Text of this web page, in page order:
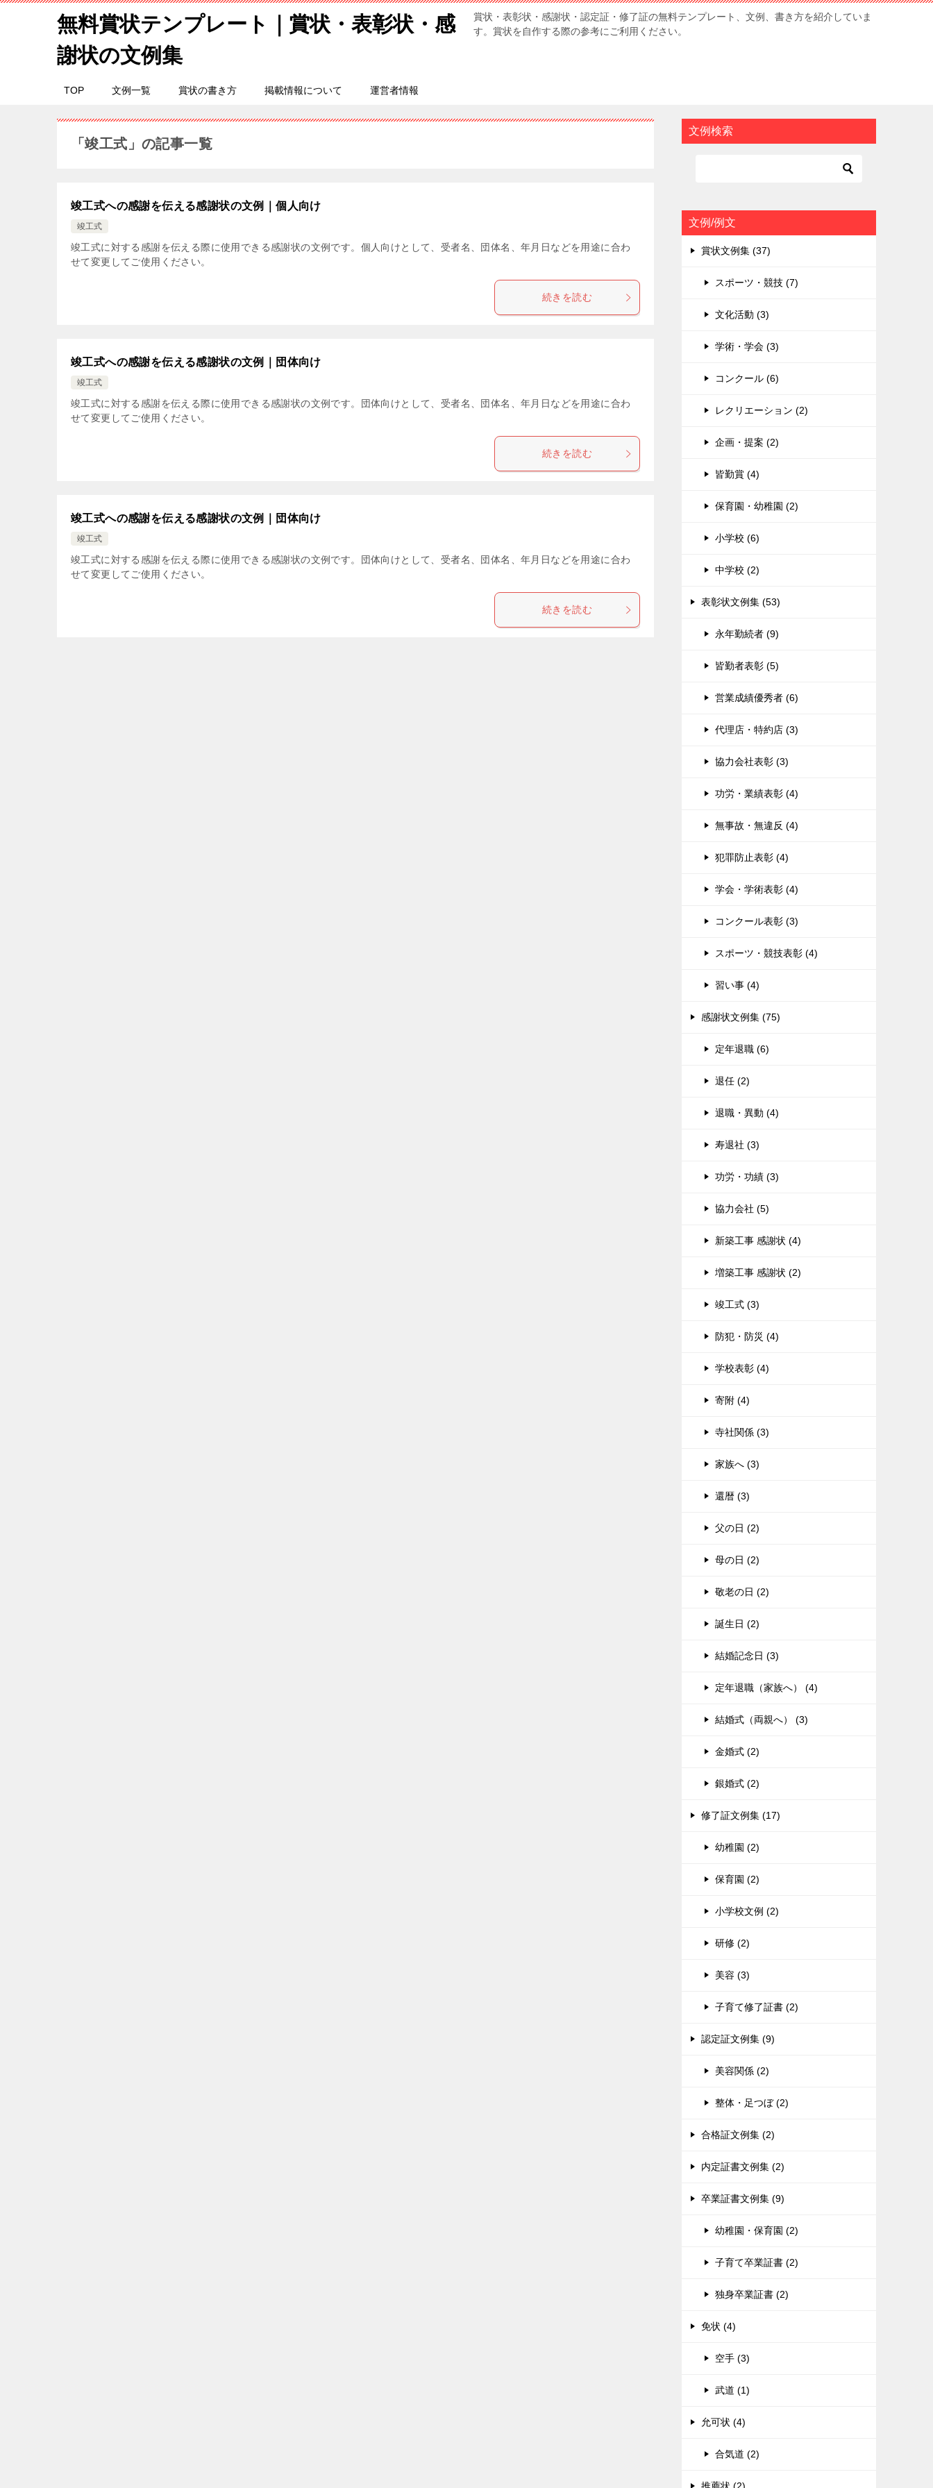
無料賞状テンプレート｜賞状・表彰状・感
謝状の文例集
賞状・表彰状・感謝状・認定証・修了証の無料テンプレート、文例、書き方を紹介していま
す。賞状を自作する際の参考にご利用ください。
TOP 文例一覧 賞状の書き方 掲載情報について 運営者情報
「竣工式」の記事一覧
竣工式への感謝を伝える感謝状の文例｜個人向け
竣工式
竣工式に対する感謝を伝える際に使用できる感謝状の文例です。個人向けとして、受者名、団体名、年月日などを用途に合わ
せて変更してご使用ください。
続きを読む
竣工式への感謝を伝える感謝状の文例｜団体向け
竣工式
竣工式に対する感謝を伝える際に使用できる感謝状の文例です。団体向けとして、受者名、団体名、年月日などを用途に合わ
せて変更してご使用ください。
続きを読む
竣工式への感謝を伝える感謝状の文例｜団体向け
竣工式
竣工式に対する感謝を伝える際に使用できる感謝状の文例です。団体向けとして、受者名、団体名、年月日などを用途に合わ
せて変更してご使用ください。
続きを読む
文例検索
文例/例文
賞状文例集 (37)
スポーツ・競技 (7)
文化活動 (3)
学術・学会 (3)
コンクール (6)
レクリエーション (2)
企画・提案 (2)
皆勤賞 (4)
保育園・幼稚園 (2)
小学校 (6)
中学校 (2)
表彰状文例集 (53)
永年勤続者 (9)
皆勤者表彰 (5)
営業成績優秀者 (6)
代理店・特約店 (3)
協力会社表彰 (3)
功労・業績表彰 (4)
無事故・無違反 (4)
犯罪防止表彰 (4)
学会・学術表彰 (4)
コンクール表彰 (3)
スポーツ・競技表彰 (4)
習い事 (4)
感謝状文例集 (75)
定年退職 (6)
退任 (2)
退職・異動 (4)
寿退社 (3)
功労・功績 (3)
協力会社 (5)
新築工事 感謝状 (4)
増築工事 感謝状 (2)
竣工式 (3)
防犯・防災 (4)
学校表彰 (4)
寄附 (4)
寺社関係 (3)
家族へ (3)
還暦 (3)
父の日 (2)
母の日 (2)
敬老の日 (2)
誕生日 (2)
結婚記念日 (3)
定年退職（家族へ） (4)
結婚式（両親へ） (3)
金婚式 (2)
銀婚式 (2)
修了証文例集 (17)
幼稚園 (2)
保育園 (2)
小学校文例 (2)
研修 (2)
美容 (3)
子育て修了証書 (2)
認定証文例集 (9)
美容関係 (2)
整体・足つぼ (2)
合格証文例集 (2)
内定証書文例集 (2)
卒業証書文例集 (9)
幼稚園・保育園 (2)
子育て卒業証書 (2)
独身卒業証書 (2)
免状 (4)
空手 (3)
武道 (1)
允可状 (4)
合気道 (2)